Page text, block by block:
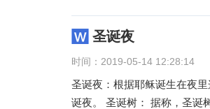
圣诞夜
时间：2019-05-14 12:28:14
圣诞夜：根据耶稣诞生在夜
诞夜。 圣诞树